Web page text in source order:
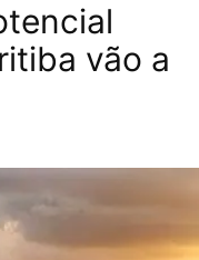
vão a